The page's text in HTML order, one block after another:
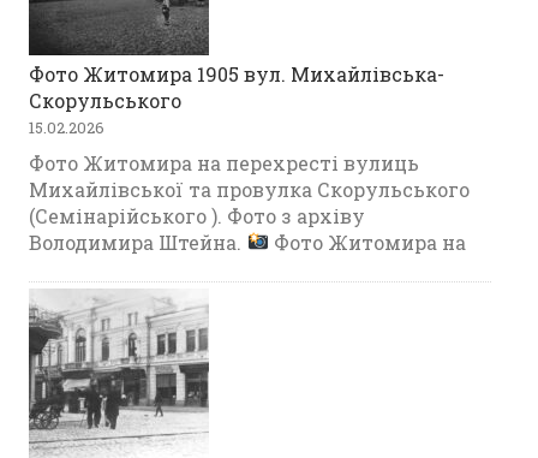
Фото Житомира 1905 вул. Михайлівська-
Скорульського
15.02.2026
Фото Житомира на перехресті вулиць
Михайлівської та провулка Скорульського
(Семінарійського ). Фото з архіву
Володимира Штейна.
Фото Житомира на